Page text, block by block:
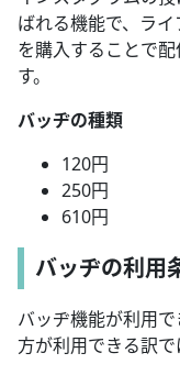
ばれる機能で、ラ
を購入することで
す。
バッヂの種類
120円
250円
610円
バッヂの利用
バッヂ機能が利用
方が利用できる訳で